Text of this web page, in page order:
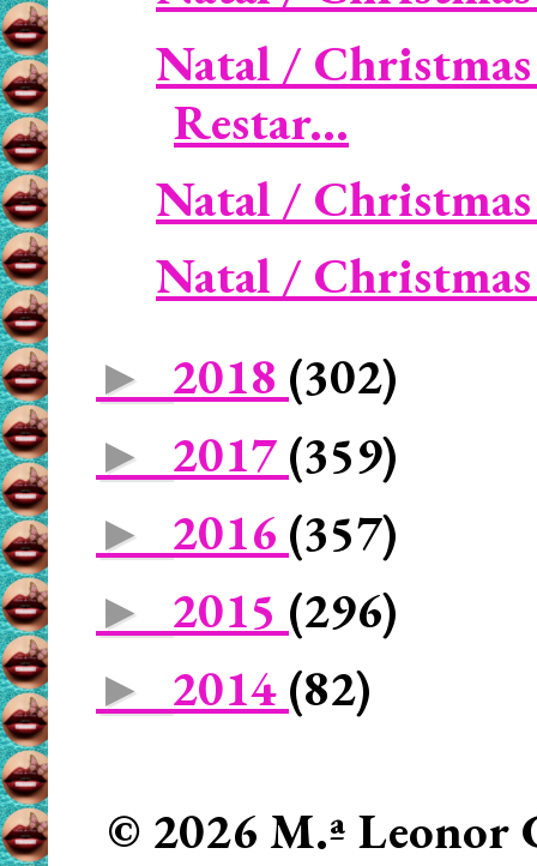
Natal / Christmas
Restar...
Natal /
Natal /
► 2018 (302)
► 2017 (359)
► 2016 (357)
► 2015 (296)
► 2014 (82)
© 2026 M.ª Leonor